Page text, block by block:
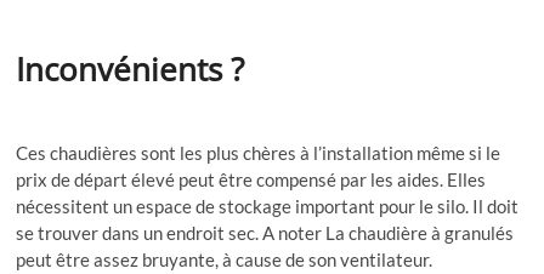
Inconvénients ?
Ces chaudières sont les plus chères à l’installation même si le
prix de départ élevé peut être compensé par les aides. Elles
nécessitent un espace de stockage important pour le silo. Il doit
se trouver dans un endroit sec. A noter La chaudière à granulés
peut être assez bruyante, à cause de son ventilateur.